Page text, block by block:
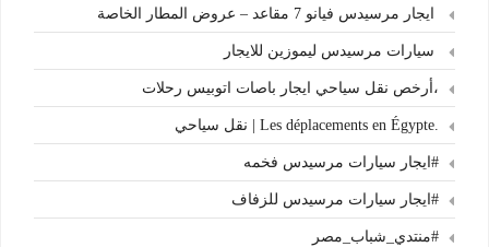
ايجار مرسيدس فيانو 7 مقاعد – عروض المطار الخاصة
سيارات مرسيدس ليموزين للايجار
،أرخص نقل سياحي ايجار باصات اتوبيس رحلات
.Les déplacements en Égypte | نقل سياحي
#ايجار سيارات مرسيدس فخمه
#ايجار سيارات مرسيدس للزفاف
#منتدي_شباب_مصر